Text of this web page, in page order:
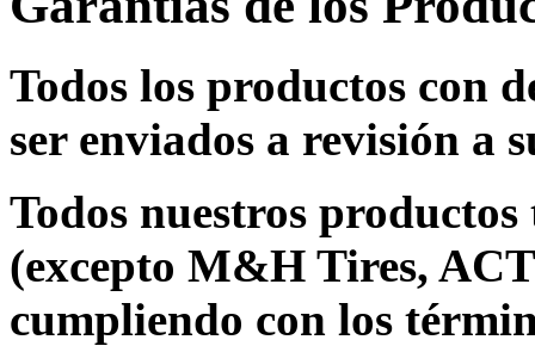
Todos los productos con
ser enviados a revisión a
Todos nuestros
(excepto M&H Tires,
cumpliendo con los